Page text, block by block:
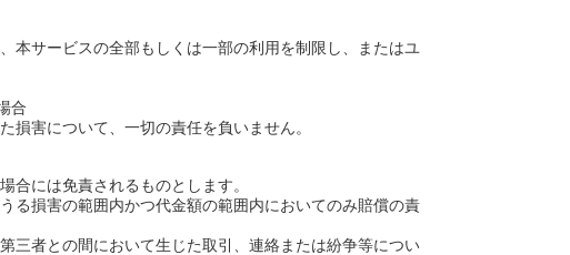
本サービスの全部もしくは一部の利用を制限し、またはユ
合
損害について、一切の責任を負いません。
合には免責されるものとします。
る損害の範囲内かつ代金額の範囲内においてのみ賠償の責
三者との間において生じた取引、連絡または紛争等につい